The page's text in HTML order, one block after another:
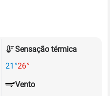
Sensação térmica
21°26°
Vento